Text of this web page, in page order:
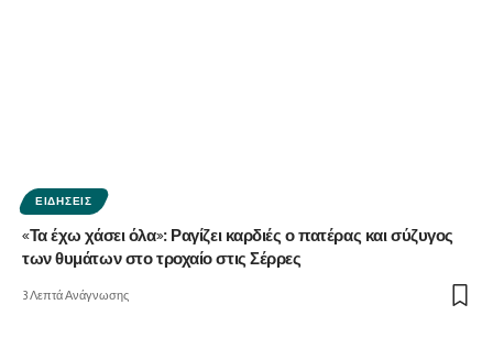
ΕΙΔΉΣΕΙΣ
«Τα έχω χάσει όλα»: Ραγίζει καρδιές ο πατέρας και σύζυγος
των θυμάτων στο τροχαίο στις Σέρρες
3 Λεπτά Ανάγνωσης